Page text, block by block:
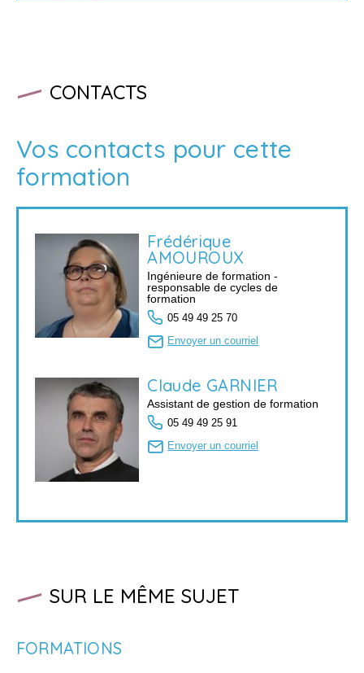
CONTACTS
Vos contacts pour cette
formation
Frédérique
AMOUROUX
Ingénieure de formation -
responsable de cycles de
formation
05 49 49 25 70
Envoyer un courriel
Claude GARNIER
Assistant de gestion de formation
05 49 49 25 91
Envoyer un courriel
SUR LE MÊME SUJET
FORMATIONS